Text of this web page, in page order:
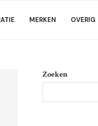
MERKEN OVERIG
Zoeken